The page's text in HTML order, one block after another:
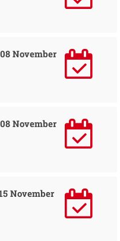
November
November
November